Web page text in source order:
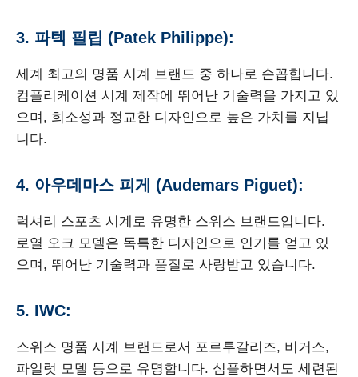
3. 파텍 필립 (Patek Philippe):
세계 최고의 명품 시계 브랜드 중 하나로 손꼽힙니다.
컴플리케이션 시계 제작에 뛰어난 기술력을 가지고 있
으며, 희소성과 정교한 디자인으로 높은 가치를 지닙
니다.
4. 아우데마스 피게 (Audemars Piguet):
럭셔리 스포츠 시계로 유명한 스위스 브랜드입니다.
로열 오크 모델은 독특한 디자인으로 인기를 얻고 있
으며, 뛰어난 기술력과 품질로 사랑받고 있습니다.
5. IWC:
스위스 명품 시계 브랜드로서 포르투갈리즈, 비거스,
파일럿 모델 등으로 유명합니다. 심플하면서도 세련된